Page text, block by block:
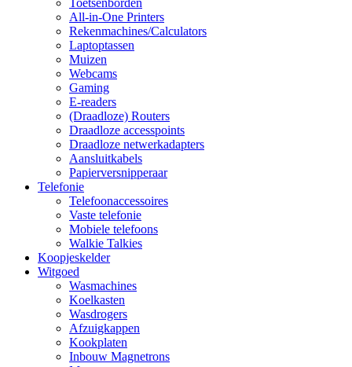
Toetsenborden
All-in-One Printers
Rekenmachines/Calculators
Laptoptassen
Muizen
Webcams
Gaming
E-readers
(Draadloze) Routers
Draadloze accesspoints
Draadloze netwerkadapters
Aansluitkabels
Papierversnipperaar
Telefonie
Telefoonaccessoires
Vaste telefonie
Mobiele telefoons
Walkie Talkies
Koopjeskelder
Witgoed
Wasmachines
Koelkasten
Wasdrogers
Afzuigkappen
Kookplaten
Inbouw Magnetrons